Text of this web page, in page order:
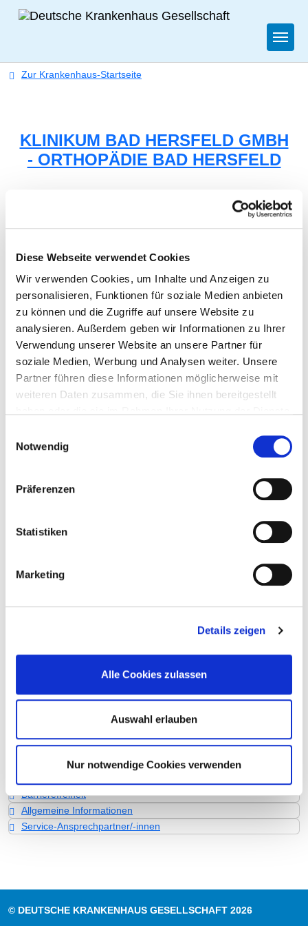
Diese Webseite verwendet Cookies
Wir verwenden Cookies, um Inhalte und Anzeigen zu
personalisieren, Funktionen für soziale Medien anbieten
zu können und die Zugriffe auf unsere Website zu
analysieren. Außerdem geben wir Informationen zu Ihrer
Verwendung unserer Website an unsere Partner für
soziale Medien, Werbung und Analysen weiter. Unsere
Partner führen diese Informationen möglicherweise mit
weiteren Daten zusammen, die Sie ihnen bereitgestellt
Notwendig
Präferenzen
Statistiken
Marketing
Details zeigen
Alle Cookies zulassen
Auswahl erlauben
Nur notwendige Cookies verwenden
Zur Krankenhaus-Startseite
KLINIKUM BAD HERSFELD GMBH
- ORTHOPÄDIE BAD HERSFELD
Am Hopfengarten 16
36251 Bad Hersfeld
Tel.:06621-6506-110
Fax: 06621-6506-500
Mail:ed.feh-eideapohtro@kahcsrowd.ppilihp
Anfahrt
Dr. med. Philipp Dworschak (Chefarzt)
Informationen und Leistungen der Fachabteilung
Fallzahlen
Weitere Informationen zur Fachabteilung
Informationen und Leistungen des
Krankenhauses für alle Fachabteilungen
Leistungen & Service
Barrierefreiheit
Allgemeine Informationen
Service-Ansprechpartner/-innen
© DEUTSCHE KRANKENHAUS GESELLSCHAFT 2026